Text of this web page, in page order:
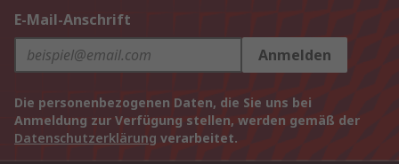
E-Mail-Anschrift
Anmelden
Die personenbezogenen Daten, die Sie uns bei
Anmeldung zur Verfügung stellen, werden gemäß der
Datenschutzerklärung verarbeitet.